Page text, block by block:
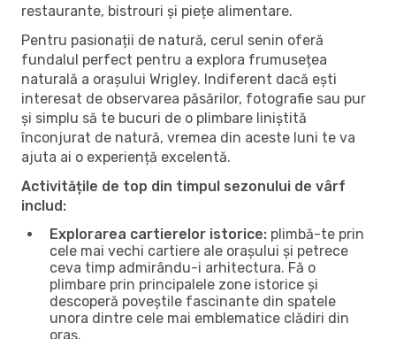
restaurante, bistrouri și piețe alimentare.
Pentru pasionații de natură, cerul senin oferă
fundalul perfect pentru a explora frumusețea
naturală a orașului Wrigley. Indiferent dacă ești
interesat de observarea păsărilor, fotografie sau pur
și simplu să te bucuri de o plimbare liniștită
înconjurat de natură, vremea din aceste luni te va
ajuta ai o experiență excelentă.
Activitățile de top din timpul sezonului de vârf
includ:
Explorarea cartierelor istorice: plimbă-te prin
cele mai vechi cartiere ale orașului și petrece
ceva timp admirându-i arhitectura. Fă o
plimbare prin principalele zone istorice și
descoperă poveștile fascinante din spatele
unora dintre cele mai emblematice clădiri din
oraș.